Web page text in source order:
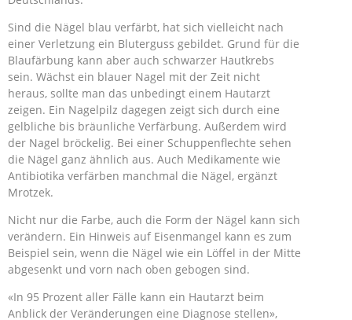
Sind die Nägel blau verfärbt, hat sich vielleicht nach
einer Verletzung ein Bluterguss gebildet. Grund für die
Blaufärbung kann aber auch schwarzer Hautkrebs
sein. Wächst ein blauer Nagel mit der Zeit nicht
heraus, sollte man das unbedingt einem Hautarzt
zeigen. Ein Nagelpilz dagegen zeigt sich durch eine
gelbliche bis bräunliche Verfärbung. Außerdem wird
der Nagel bröckelig. Bei einer Schuppenflechte sehen
die Nägel ganz ähnlich aus. Auch Medikamente wie
Antibiotika verfärben manchmal die Nägel, ergänzt
Mrotzek.
Nicht nur die Farbe, auch die Form der Nägel kann sich
verändern. Ein Hinweis auf Eisenmangel kann es zum
Beispiel sein, wenn die Nägel wie ein Löffel in der Mitte
abgesenkt und vorn nach oben gebogen sind.
«In 95 Prozent aller Fälle kann ein Hautarzt beim
Anblick der Veränderungen eine Diagnose stellen»,